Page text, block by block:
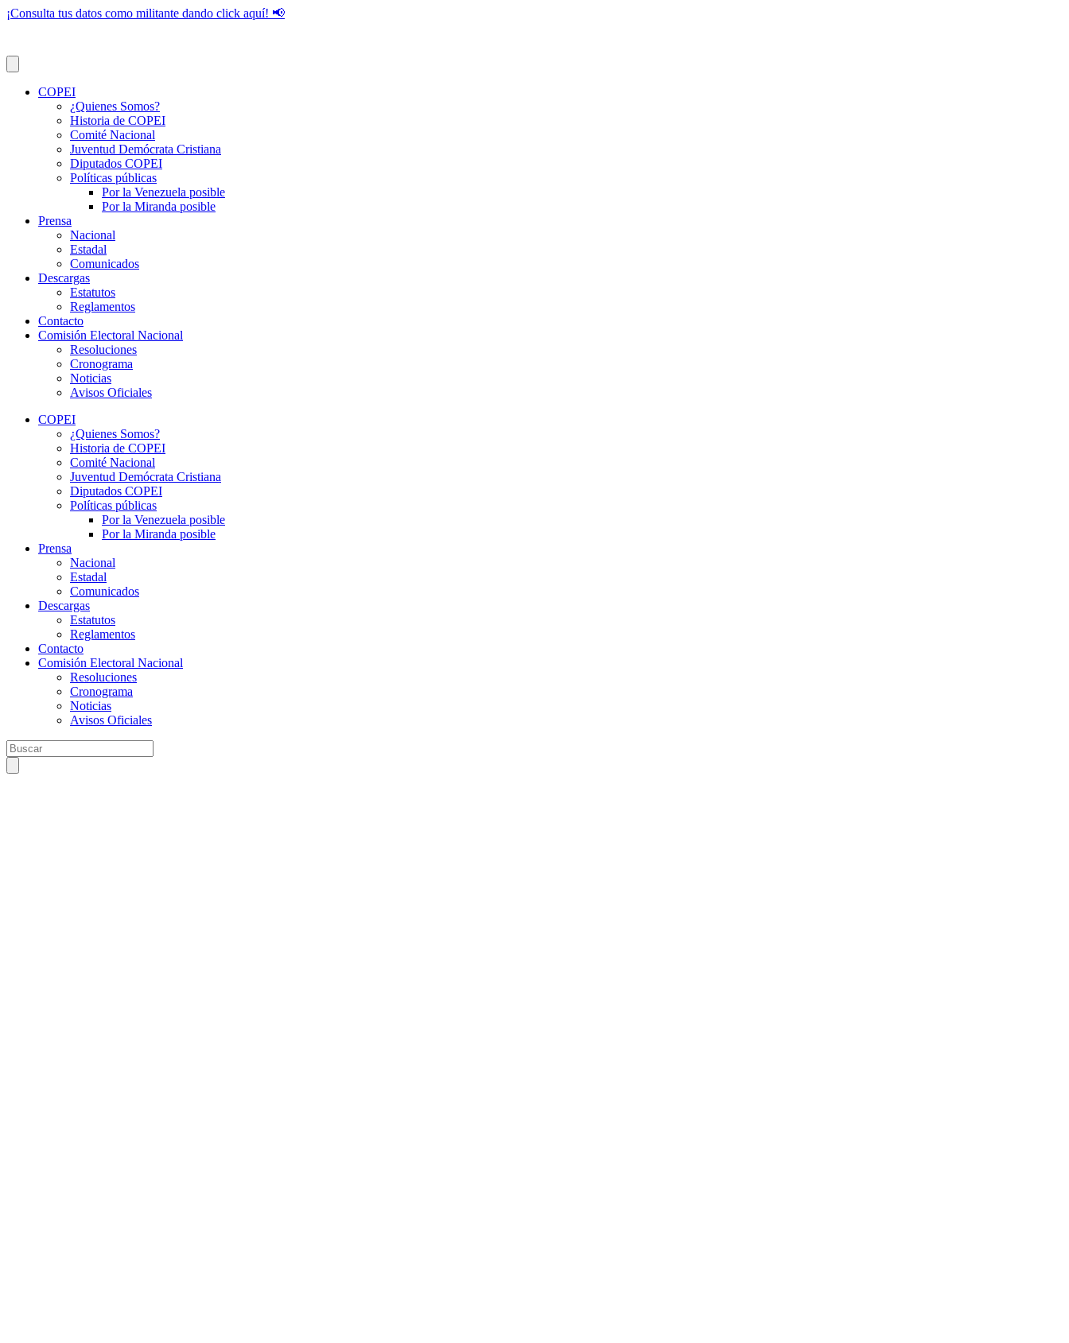
¡Consulta tus datos como militante dando click aquí! 📢
COPEI
¿Quienes Somos?
Historia de COPEI
Comité Nacional
Juventud Demócrata Cristiana
Diputados COPEI
Políticas públicas
Por la Venezuela posible
Por la Miranda posible
Prensa
Nacional
Estadal
Comunicados
Descargas
Estatutos
Reglamentos
Contacto
Comisión Electoral Nacional
Resoluciones
Cronograma
Noticias
Avisos Oficiales
COPEI
¿Quienes Somos?
Historia de COPEI
Comité Nacional
Juventud Demócrata Cristiana
Diputados COPEI
Políticas públicas
Por la Venezuela posible
Por la Miranda posible
Prensa
Nacional
Estadal
Comunicados
Descargas
Estatutos
Reglamentos
Contacto
Comisión Electoral Nacional
Resoluciones
Cronograma
Noticias
Avisos Oficiales